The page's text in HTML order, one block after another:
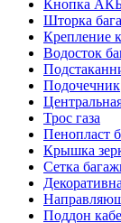
Кнопка
Шторка
Крепление
Водосток
Подочечник
Трос газа
Пенопласт
Крышка
Сетка
Поддон